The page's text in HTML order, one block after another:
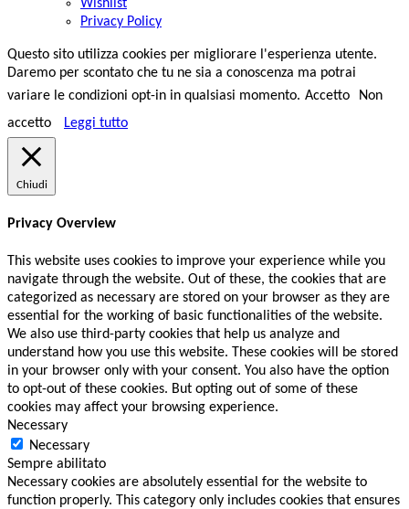
Wishlist
Privacy Policy
Questo sito utilizza cookies per migliorare l'esperienza utente.
Daremo per scontato che tu ne sia a conoscenza ma potrai
variare le condizioni opt-in in qualsiasi momento. Accetto
Non
accetto
Leggi tutto
Chiudi
Privacy Overview
This website uses cookies to improve your experience while you
navigate through the website. Out of these, the cookies that are
categorized as necessary are stored on your browser as they are
essential for the working of basic functionalities of the website.
We also use third-party cookies that help us analyze and
understand how you use this website. These cookies will be stored
in your browser only with your consent. You also have the option
to opt-out of these cookies. But opting out of some of these
cookies may affect your browsing experience.
Necessary
Necessary
Sempre abilitato
Necessary cookies are absolutely essential for the website to
function properly. This category only includes cookies that ensures